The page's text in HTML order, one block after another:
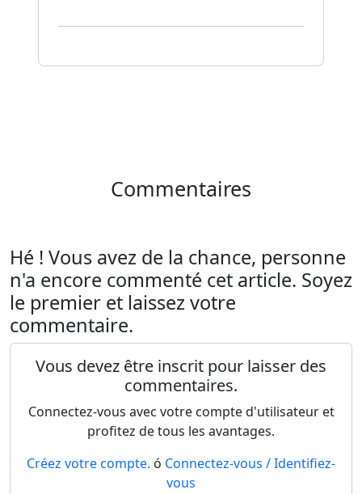
Commentaires
Hé ! Vous avez de la chance, personne
n'a encore commenté cet article. Soyez
le premier et laissez votre
commentaire.
Vous devez être inscrit pour laisser des
commentaires.
Connectez-vous avec votre compte d'utilisateur et
profitez de tous les avantages.
Créez votre compte. ó Connectez-vous / Identifiez-
vous